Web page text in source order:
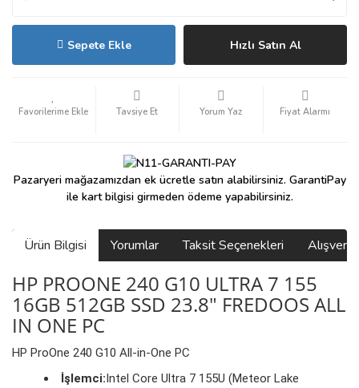
Sepete Ekle Hızlı Satın Al
Tavsiye Et Yorum Yaz Fiyat Alarmı
Pazaryeri mağazamızdan ek ücretle satın alabilirsiniz. GarantiPay
ile kart bilgisi girmeden ödeme yapabilirsiniz.
Ürün Bilgisi Yorumlar Taksit Seçenekleri
HP PROONE 240 G10 ULTRA 7 155
16GB 512GB SSD 23.8" FREDOOS ALL
IN ONE PC
HP ProOne 240 G10 All‑in‑One PC
İşlemci:Intel Core Ultra 7 155U (Meteor Lake